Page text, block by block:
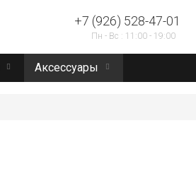
+7 (926) 528-47-01
Пн - Вс : 11:00 - 19:00
Аксессуары